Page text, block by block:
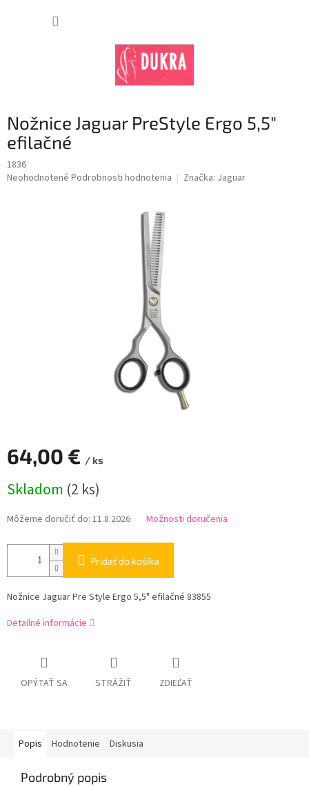
Nožnice Jaguar PreStyle Ergo 5,5"
efilačné
1836
Priemerné
Neohodnotené Podrobnosti hodnotenia Značka: Jaguar
64,00 € / ks
cena:
Skladom (2 ks)
Môžeme doručiť do: 11.8.2026 Možnosti doručenia
Pridať do košíka
Nožnice Jaguar Pre Style Ergo 5,5" efilačné 83855
Detailné informácie
OPÝTAŤ SA STRÁŽIŤ ZDIEĽAŤ
Popis Hodnotenie Diskusia
Podrobný popis